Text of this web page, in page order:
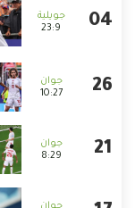
23:9
10:27
8:29